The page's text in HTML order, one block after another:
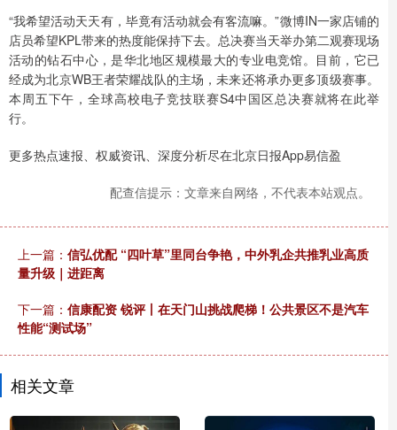
“我希望活动天天有，毕竟有活动就会有客流嘛。”微博IN一家店铺的
店员希望KPL带来的热度能保持下去。总决赛当天举办第二观赛现场
活动的钻石中心，是华北地区规模最大的专业电竞馆。目前，它已
经成为北京WB王者荣耀战队的主场，未来还将承办更多顶级赛事。
本周五下午，全球高校电子竞技联赛S4中国区总决赛就将在此举
行。
更多热点速报、权威资讯、深度分析尽在北京日报App易信盈
配查信提示：文章来自网络，不代表本站观点。
上一篇： 信弘优配 “四叶草”里同台争艳，中外乳企共推乳业高质
量升级｜进距离
下一篇： 信康配资 锐评丨在天门山挑战爬梯！公共景区不是汽车
性能“测试场”
相关文章